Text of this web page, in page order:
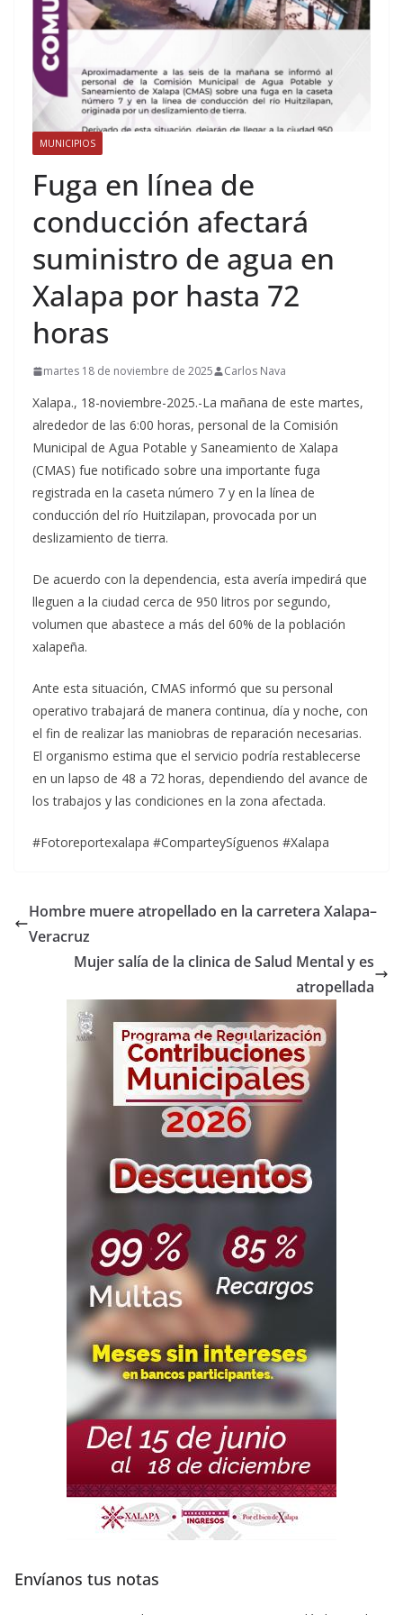
MUNICIPIOS
Fuga en línea de
conducción afectará
suministro de agua en
Xalapa por hasta 72
horas
martes 18 de noviembre de 2025 Carlos Nava
Xalapa., 18-noviembre-2025.-La mañana de este martes,
alrededor de las 6:00 horas, personal de la Comisión
Municipal de Agua Potable y Saneamiento de Xalapa
(CMAS) fue notificado sobre una importante fuga
registrada en la caseta número 7 y en la línea de
conducción del río Huitzilapan, provocada por un
deslizamiento de tierra.
De acuerdo con la dependencia, esta avería impedirá que
lleguen a la ciudad cerca de 950 litros por segundo,
volumen que abastece a más del 60% de la población
xalapeña.
Ante esta situación, CMAS informó que su personal
operativo trabajará de manera continua, día y noche, con
el fin de realizar las maniobras de reparación necesarias.
El organismo estima que el servicio podría restablecerse
en un lapso de 48 a 72 horas, dependiendo del avance de
los trabajos y las condiciones en la zona afectada.
#Fotoreportexalapa #ComparteySíguenos #Xalapa
Hombre muere atropellado en la carretera Xalapa–
Veracruz
Mujer salía de la clinica de Salud Mental y es
atropellada
Envíanos tus notas